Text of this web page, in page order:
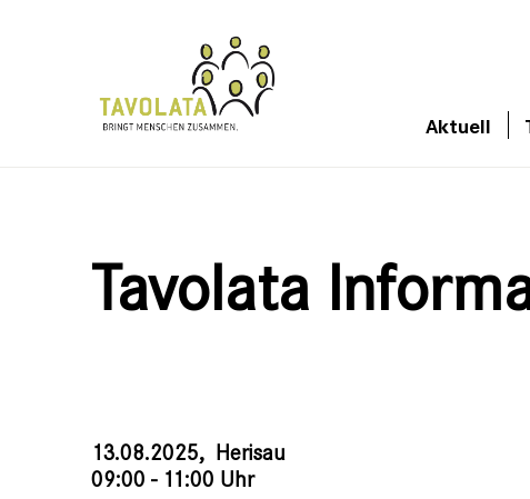
Aktuell
Tavolata
13.08.2025, Herisau
09:00 - 11:00 Uhr